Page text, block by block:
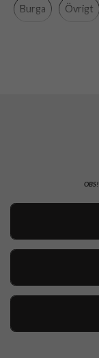
EAN
Burga Övrigt
OBS!